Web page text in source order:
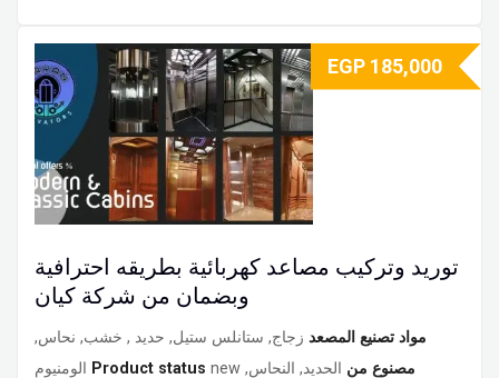
توريد وتركيب مصاعد كهربائية بطريقه احترافية
وبضمان من شركة كيان
مواد تصنيع المصعد زجاج, ستانلس ستيل, حديد , خشب, نحاس,
الومنيوم Product status new مصنوع من الحديد, النحاس,
EGP 185,000